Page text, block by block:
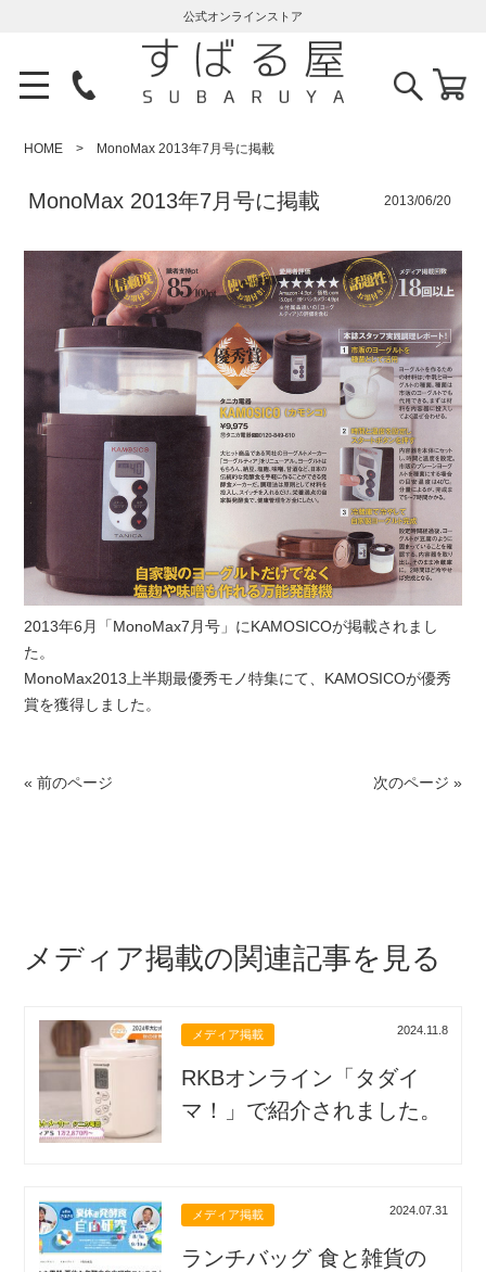
公式オンラインストア
HOME MonoMax 2013年7月号に掲載
MonoMax 2013年7月号に掲載 2013/06/20
2013年6月「MonoMax7月号」にKAMOSICOが掲載されまし
た。
MonoMax2013上半期最優秀モノ特集にて、KAMOSICOが優秀
賞を獲得しました。
« 前のページ 次のページ »
メディア掲載の関連記事を見る
メディア掲載 2024.11.8
RKBオンライン「タダイ
マ！」で紹介されました。
メディア掲載 2024.07.31
ランチバッグ 食と雑貨の